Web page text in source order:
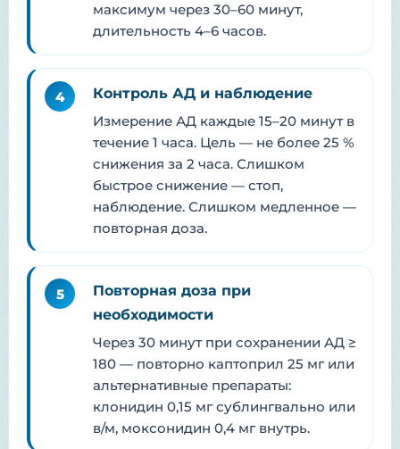
максимум через 30–60 минут,
длительность 4–6 часов.
4
Контроль АД и наблюдение
Измерение АД каждые 15–20 минут в
течение 1 часа. Цель — не более 25 %
снижения за 2 часа. Слишком
быстрое снижение — стоп,
наблюдение. Слишком медленное —
повторная доза.
5
Повторная доза при
необходимости
Через 30 минут при сохранении АД ≥
180 — повторно каптоприл 25 мг или
альтернативные препараты:
клонидин 0,15 мг сублингвально или
в/м, моксонидин 0,4 мг внутрь.